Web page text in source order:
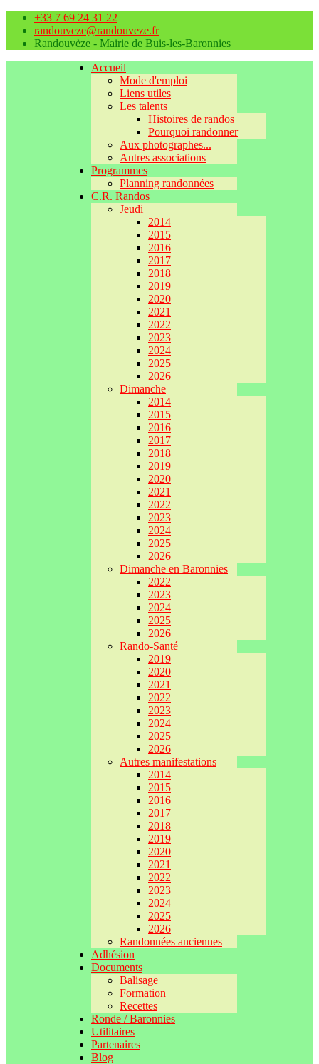
+33 7 69 24 31 22
randouveze@randouveze.fr
Randouvèze - Mairie de Buis-les-Baronnies
Accueil
Mode d'emploi
Liens utiles
Les talents
Histoires de randos
Pourquoi randonner
Aux photographes...
Autres associations
Programmes
Planning randonnées
C.R. Randos
Jeudi
2014
2015
2016
2017
2018
2019
2020
2021
2022
2023
2024
2025
2026
Dimanche
2014
2015
2016
2017
2018
2019
2020
2021
2022
2023
2024
2025
2026
Dimanche en Baronnies
2022
2023
2024
2025
2026
Rando-Santé
2019
2020
2021
2022
2023
2024
2025
2026
Autres manifestations
2014
2015
2016
2017
2018
2019
2020
2021
2022
2023
2024
2025
2026
Randonnées anciennes
Adhésion
Documents
Balisage
Formation
Recettes
Ronde / Baronnies
Utilitaires
Partenaires
Blog